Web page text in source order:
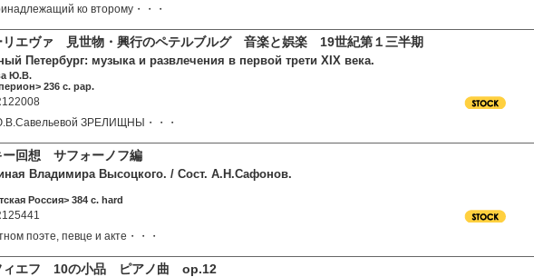
ко второму・・・
リエヴァ 見世物・興行のペテルブルグ 音楽と娯楽 19世紀第１三半期
Петербург: музыка и развлечения в первой трети XIX века.
Ю.В.
236 c. pap.
ЗРЕЛИЩНЫ・・・
ー回想 サフォーノフ編
Владимира Высоцкого. / Сост. А.Н.Сафонов.
Россия> 384 c. hard
поэте, певце и акте・・・
ィエフ 10の小品 ピアノ曲 op.12